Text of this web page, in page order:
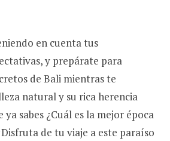
en cuenta tus
y prepárate para
de Bali mientras te
natural y su rica herencia
sabes ¿Cuál es la mejor época
de tu viaje a este paraíso